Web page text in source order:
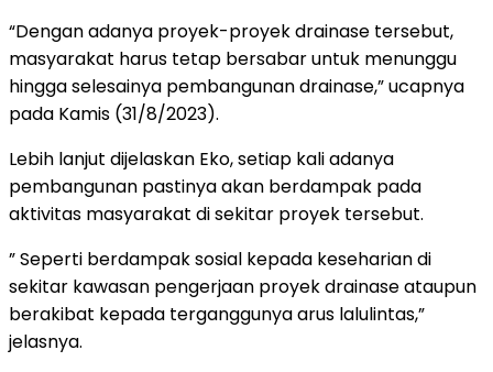
“Dengan adanya proyek-proyek drainase tersebut,
masyarakat harus tetap bersabar untuk menunggu
hingga selesainya pembangunan drainase,” ucapnya
pada Kamis (31/8/2023).
Lebih lanjut dijelaskan Eko, setiap kali adanya
pembangunan pastinya akan berdampak pada
aktivitas masyarakat di sekitar proyek tersebut.
” Seperti berdampak sosial kepada keseharian di
sekitar kawasan pengerjaan proyek drainase ataupun
berakibat kepada terganggunya arus lalulintas,”
jelasnya.